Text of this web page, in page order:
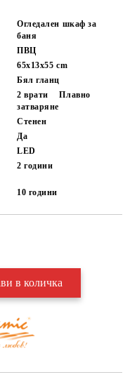
Огледален шкаф за
баня
ПВЦ
65х13х55cm
Бял гланц
2 врати
Плавно
затваряне
Стенен
Да
LED
2 години
10 години